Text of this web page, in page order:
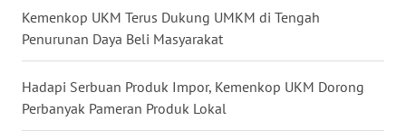
Kemenkop UKM Terus Dukung UMKM di Tengah
Penurunan Daya Beli Masyarakat
Hadapi Serbuan Produk Impor, Kemenkop UKM Dorong
Perbanyak Pameran Produk Lokal
WN
KALTARA
WN
KALSEL